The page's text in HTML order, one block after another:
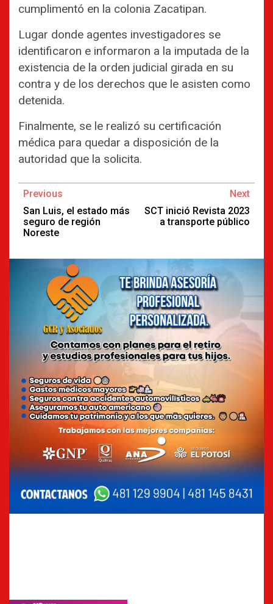
cumplimentó en la colonia Zacatipan.
Lugar donde agentes investigadores se
identificaron e informaron a la imputada de la
existencia de la orden judicial girada en su
contra y de los derechos que le asisten como
detenida.
Finalmente, se le realizó su certificación
médica para quedar a disposición de la
autoridad que la solicita.
Continue
Reading
Previous
San Luis, el estado más
seguro de región
Noreste
Next
SCT inició Revista 2023
a transporte público